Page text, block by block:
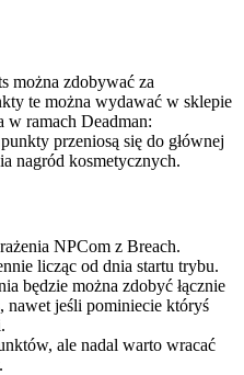
można zdobywać za
te można wydawać w sklepie
w ramach Deadman:
przeniosą się do głównej
nagród kosmetycznych.
NPCom z Breach.
licząc od dnia startu trybu.
będzie można zdobyć łącznie
nawet jeśli pominiecie któryś
ale nadal warto wracać